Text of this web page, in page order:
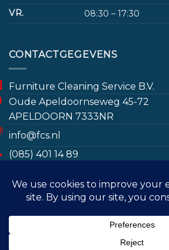
VR.
08:30 – 17:30
CONTACTGEGEVENS
Furniture Cleaning Service B.V.
Oude Apeldoornseweg 45-72
APELDOORN 7333NR
info@fcs.nl
(085) 401 14 89
(085) 401 14 89
MEUBELREINIGING
BANK LATEN REINIGEN PER
Door gebruik te maken van
akkoord met het opslaan van
marketingdoeleinden. Meer
privacy statement.